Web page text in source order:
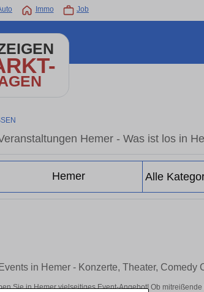
Immo Job
Hemer - Was ist los in
in Hemer - Konzerte, Theater, Comedy
Sie in Hemer vielseitiges Event-Angebot! Ob